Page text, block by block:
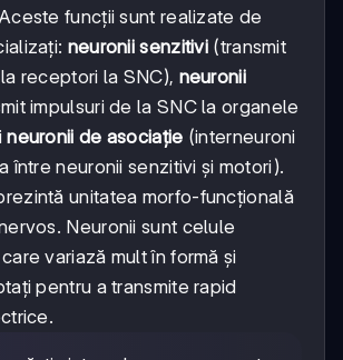
funcții sunt realizate de
neuronii senzitivi (transmit
receptori la SNC), neuronii
impulsuri de la SNC la organele
neuronii de asociație (interneuroni
între neuronii senzitivi și motori).
unitatea morfo-funcțională
Neuronii sunt celule
variază mult în formă și
pentru a transmite rapid